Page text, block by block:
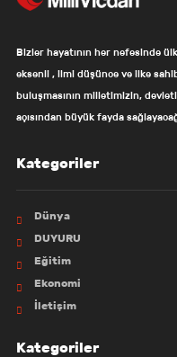
Bizler hayatının her nefesinde
eksenli , ilmi düşünce ve ilke
buluşmasının milletimizin,
açısından büyük fayda
Kategoriler
Dünya
DUYURU
Eğitim
Ekonomi
İletişim
Kategoriler